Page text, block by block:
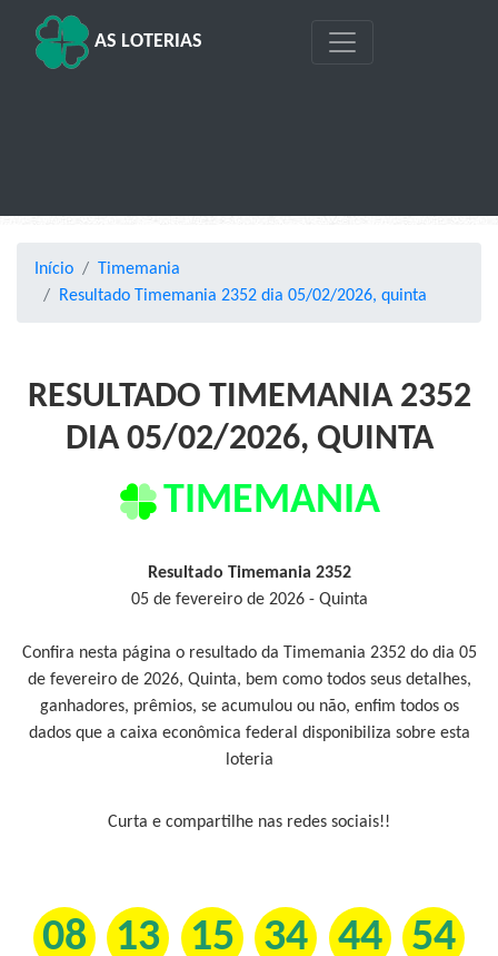
AS LOTERIAS
Início
Timemania
Resultado Timemania 2352 dia 05/02/2026, quinta
RESULTADO TIMEMANIA 2352
DIA 05/02/2026, QUINTA
TIMEMANIA
Resultado Timemania 2352
05 de fevereiro de 2026 - Quinta
Confira nesta página o resultado da Timemania 2352 do dia 05
de fevereiro de 2026, Quinta, bem como todos seus detalhes,
ganhadores, prêmios, se acumulou ou não, enfim todos os
dados que a caixa econômica federal disponibiliza sobre esta
loteria
Curta e compartilhe nas redes sociais!!
08 13 15 34 44
54